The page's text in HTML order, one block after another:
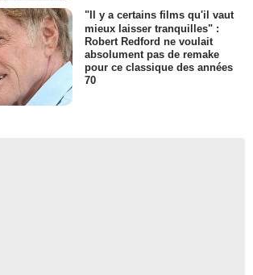
"Il y a certains films qu'il vaut
mieux laisser tranquilles" :
Robert Redford ne voulait
absolument pas de remake
pour ce classique des années
70